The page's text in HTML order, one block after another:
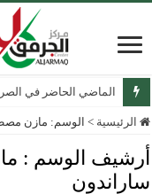
الماضي الحاضر في
الرئيسية > الوسم: مازن
أرشيف الوسم :
ساراندون